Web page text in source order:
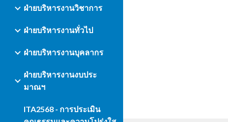
ฝ่ายบริหารงานวิชาการ
ฝ่ายบริหารงานทั่วไป
ฝ่ายบริหารงานบุคลากร
ฝ่ายบริหารงานงบประ
มาณฯ
ITA2568 - การประเมิน